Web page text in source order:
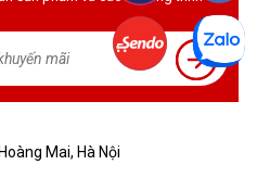
Mai, Hà Nội